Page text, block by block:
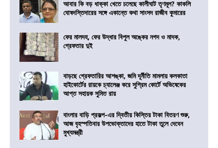
আবার কি বড় ধাক্কা খেতে চলেছে কালীঘাট তৃণমূল? কাকলি
ঘোষদস্তিদারের সঙ্গে একান্তে কথা সাংসদ রাজীব কুমারের
ফের মালদহ, ফের উদ্ধার বিপুল অঙ্কের নগদ ও মাদক,
গ্রেফতার দুই
বাড়ছে গ্রেফতারির আশঙ্কা, জমি দূর্নীতি মামলায় কলকাতা
হাইকোর্টের রায়কে চ্যালেঞ্জ করে সুপ্রিম কোর্টে অভিষেকের
আপ্ত সহায়ক সুমিত রায়
বাংলার বাড়ি প্রকল্প-এর দ্বিতীয় কিস্তির টাকা বিতরণ শুরু,
আজ বৃহস্পতিবার উপভোক্তাদের হাতে টাকা তুলে দেবেন
মুখ্যমন্ত্রী